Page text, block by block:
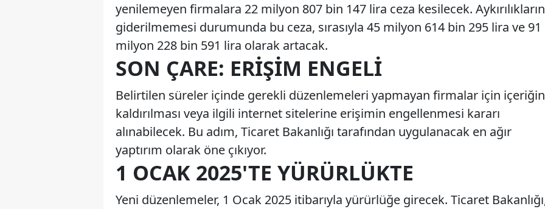
yenilemeyen firmalara 22 milyon 807 bin 147 lira ceza kesilecek. Aykırılıkların
giderilmemesi durumunda bu ceza, sırasıyla 45 milyon 614 bin 295 lira ve 91
milyon 228 bin 591 lira olarak artacak.
SON ÇARE: ERIŞIM ENGELI
Belirtilen süreler içinde gerekli düzenlemeleri yapmayan firmalar için içeriğin
kaldırılması veya ilgili internet sitelerine erişimin engellenmesi kararı
alınabilecek. Bu adım, Ticaret Bakanlığı tarafından uygulanacak en ağır
yaptırım olarak öne çıkıyor.
1 OCAK 2025'TE YÜRÜRLÜKTE
Yeni düzenlemeler, 1 Ocak 2025 itibarıyla yürürlüğe girecek. Ticaret